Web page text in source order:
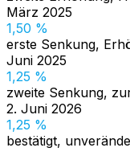
März 2025
1,50 %
erste Senkung,
Juni 2025
1,25 %
zweite Senkung,
2. Juni 2026
1,25 %
bestätigt,